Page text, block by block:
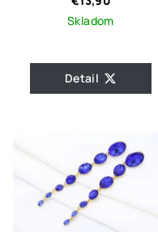
Skladom
Detail